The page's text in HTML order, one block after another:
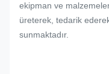
ekipman ve
üreterek, tedarik
sunmaktadır.